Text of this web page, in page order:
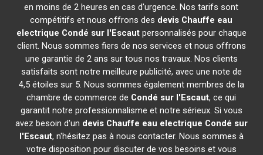
en moins de 2 heures en cas d'urgence. Nos tarifs sont
compétitifs et nous offrons des devis Chauffe eau
electrique Condé sur l'Escautpersonnalisés pour chaque
client. Nous sommes fiers de nos services et nous offrons
une garantie de 2 ans sur tous nos travaux. Nos clients
satisfaits sont notre meilleure publicité, avec une note de
4,5 étoiles sur 5. Nous sommes également membres de la
chambre de commerce de Condé sur l'Escaut, ce qui
garantit notre professionnalisme et notre sérieux. Si vous
avez besoin d'un devis Chauffe eau electrique Condé sur
l'Escaut, n'hésitez pas à nous contacter. Nous sommes à
votre disposition pour discuter de vos besoins et vous